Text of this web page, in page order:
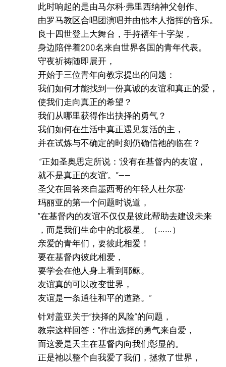
此时响起的是由马尔科·弗里西纳神父创作、
由罗马教区合唱团演唱并由他本人指挥的音乐。
良十四世登上大舞台，手持禧年十字架，
身边陪伴着200名来自世界各国的青年代表。
守夜祈祷随即展开，
开始于三位青年向教宗提出的问题：
我们如何才能找到一份真诚的友谊和真正的爱，
使我们走向真正的希望？
我们从哪里获得作出抉择的勇气？
我们如何在生活中真正遇见复活的主，
并在试炼与不确定的时刻仍确信祂的临在？
“正如圣奥思定所说：‘没有在基督内的友谊，
就不是真正的友谊’。”——
圣父在回答来自墨西哥的年轻人杜尔塞·
玛丽亚的第一个问题时说道，
“在基督内的友谊不仅仅是彼此帮助去建设未来
，而是我们生命中的北极星。（……）
亲爱的青年们，要彼此相爱！
要在基督内彼此相爱，
要学会在他人身上看到耶稣。
友谊真的可以改变世界，
友谊是一条通往和平的道路。”
针对盖亚关于“抉择的风险”的问题，
教宗这样回答：“作出选择的勇气来自爱，
而这爱是天主在基督内向我们彰显的。
正是祂以整个自我爱了我们，拯救了世界，